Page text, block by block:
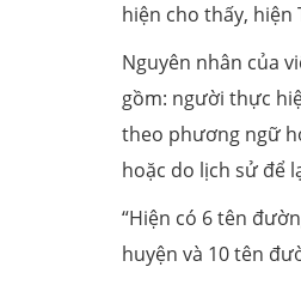
hiện cho thấy, hiện
Nguyên nhân của
gồm: người thực
theo phương ngữ
hoặc do lịch sử để
“Hiện có 6 tên
huyện và 10 tên